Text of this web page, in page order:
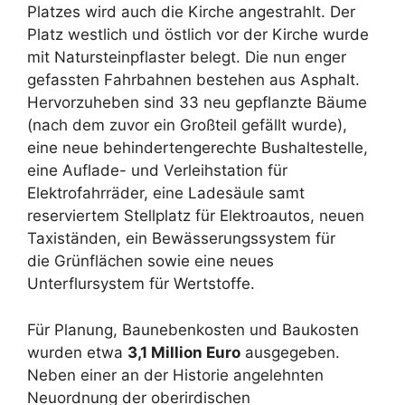
Platzes wird auch die Kirche angestrahlt. Der
Platz westlich und östlich vor der Kirche wurde
mit Natursteinpflaster belegt. Die nun enger
gefassten Fahrbahnen bestehen aus Asphalt.
Hervorzuheben sind 33 neu gepflanzte Bäume
(nach dem zuvor ein Großteil gefällt wurde),
eine neue behindertengerechte Bushaltestelle,
eine Auflade- und Verleihstation für
Elektrofahrräder, eine Ladesäule samt
reserviertem Stellplatz für Elektroautos, neuen
Taxiständen, ein Bewässerungssystem für
die Grünflächen sowie eine neues
Unterflursystem für Wertstoffe.
Für Planung, Baunebenkosten und Baukosten
wurden etwa 3,1 Million Euro ausgegeben.
Neben einer an der Historie angelehnten
Neuordnung der oberirdischen